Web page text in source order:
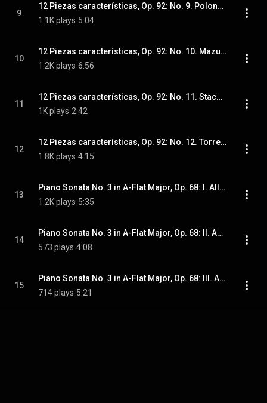
9
12 Piezas características, Op. 92: No. 9. Polonesa
1.1K plays 5:04
10
12 Piezas características, Op. 92: No. 10. Mazurka
1.2K plays 6:56
11
12 Piezas características, Op. 92: No. 11. Staccato (Capricho)
1K plays 2:42
12
12 Piezas características, Op. 92: No. 12. Torre Bermeja (Serenata)
1.8K plays 4:15
13
Piano Sonata No. 3 in A-Flat Major, Op. 68: I. Allegretto
1.2K plays 5:35
14
Piano Sonata No. 3 in A-Flat Major, Op. 68: II. Andante
573 plays 4:08
15
Piano Sonata No. 3 in A-Flat Major, Op. 68: III. Allegro assai
714 plays 5:21